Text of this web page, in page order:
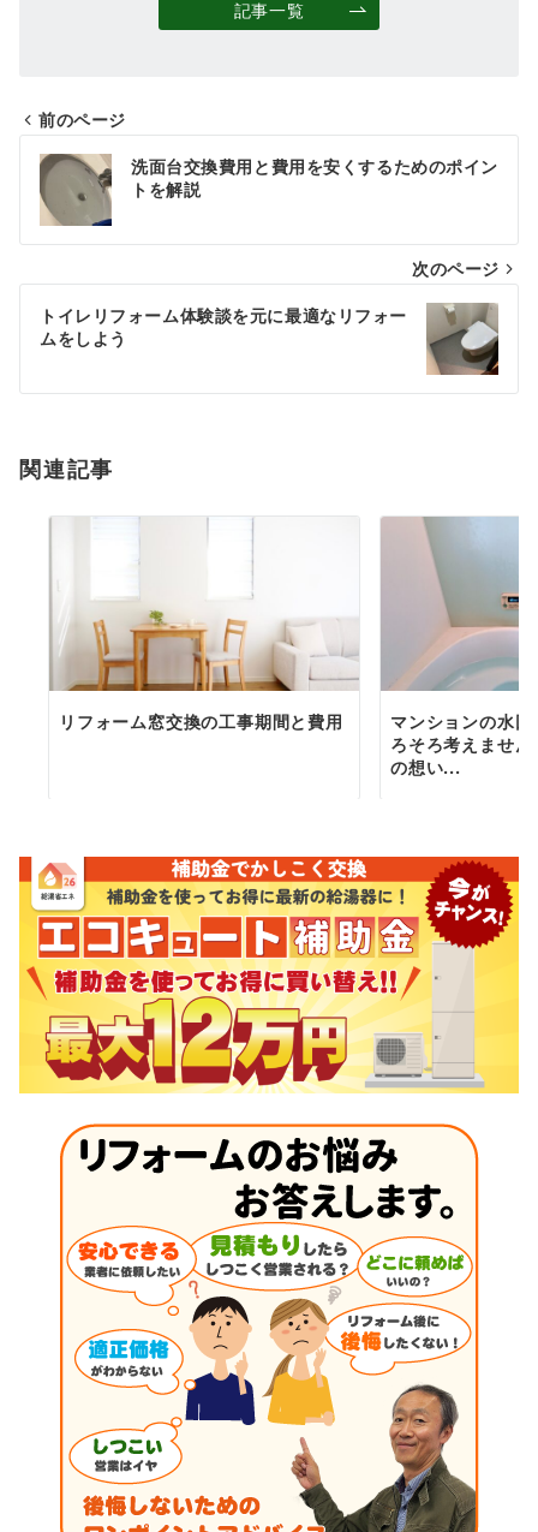
記事一覧
投
稿
ナ
ビ
シ
ン
前のページ
洗面台交換費用と費用を安くするためのポイン
トを解説
次のページ
トイレリフォーム体験談を元に最適なリフォー
ムをしよう
関連記事
リフォーム窓交換の工事期間と費用
マンションの水
ろそろ考えませ
の想い...